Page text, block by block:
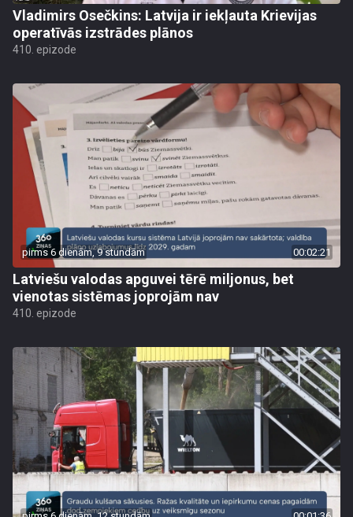
Vladimirs Osečkins: Latvija ir iekļauta Krievijas
operatīvās izstrādes plānos
410. epizode
pirms 6 dienām, 9 stundām 00:02:21
Latviešu valodas apguvei tērē miljonus, bet
vienotas sistēmas joprojām nav
410. epizode